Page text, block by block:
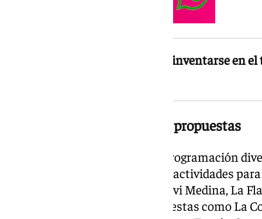
«El secreto es la constancia y reinventarse en
Un cartel con más de veinte propuestas
La edición de 2026 reúne una programación
directo, propuestas escénicas y actividades
confirmados figuran Salistre, Javi Medina, La
DJ Monchi, junto a otras propuestas como La